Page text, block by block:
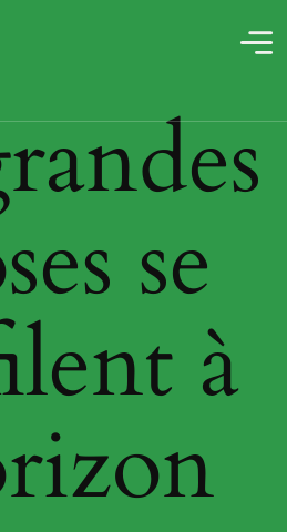
se
à